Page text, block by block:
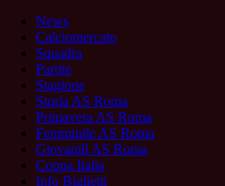
News
Calciomercato
Squadra
Partite
Stagione
Storia AS Roma
Primavera AS Roma
Femminile AS Roma
Giovanili AS Roma
Coppa Italia
Info Biglietti